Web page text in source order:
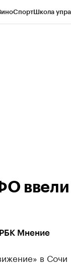
СпортШкола
ввели
Мнение
в Сочи